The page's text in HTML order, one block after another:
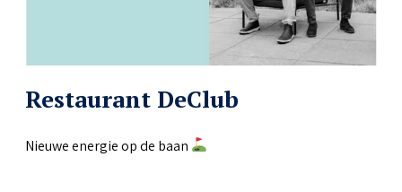
Restaurant DeClub
Nieuwe energie op de baan